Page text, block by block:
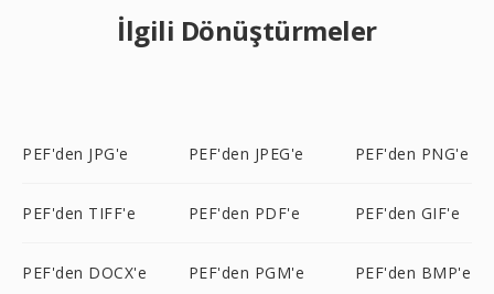
İlgili Dönüştürmeler
PEF'den JPG'e PEF'den JPEG'e PEF'den PNG'e
PEF'den TIFF'e PEF'den PDF'e PEF'den GIF'e
PEF'den DOCX'e PEF'den PGM'e PEF'den BMP'e